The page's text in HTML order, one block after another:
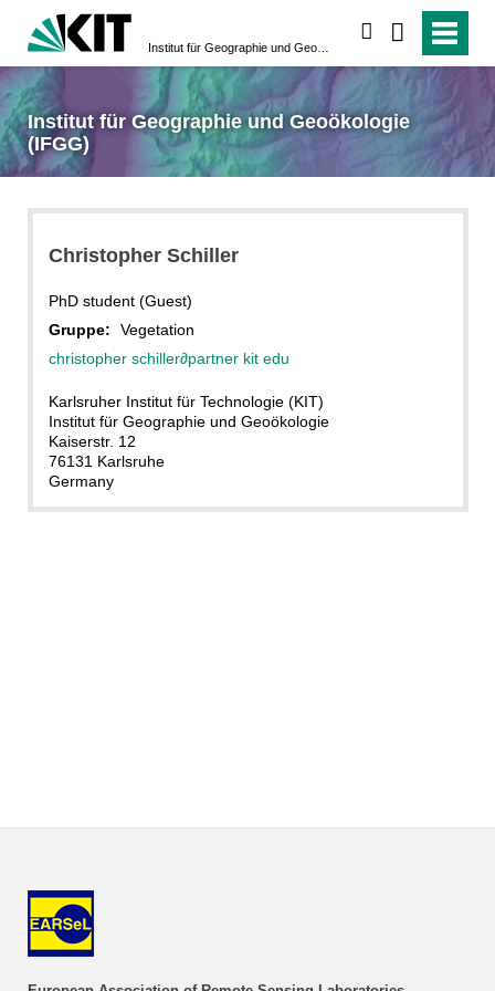
Institut für Geographie und Geoökologie
(IFGG)
Christopher Schiller
PhD student (Guest)
Gruppe:
Vegetation
christopher schiller∂partner kit edu
Karlsruher Institut für Technologie (KIT)
Institut für Geographie und Geoökologie
Kaiserstr. 12
76131 Karlsruhe
Germany